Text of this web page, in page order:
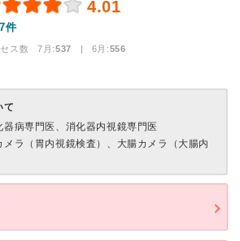
4.01
7件
セス数 7月:537 | 6月:556
て
器病専門医、消化器内視鏡専門医
メラ（胃内視鏡検査）、大腸カメラ（大腸内